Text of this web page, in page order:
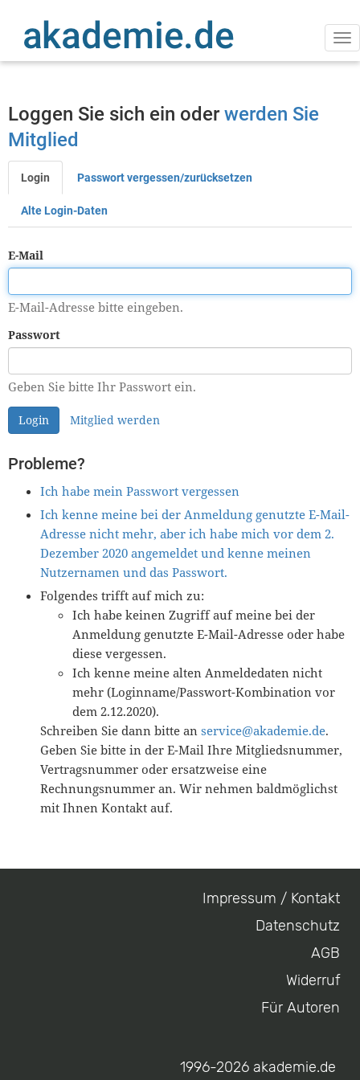
Inhalt
Loggen Sie sich ein oder werden Sie
Mitglied
Primäre
Reiter
Login Passwort vergessen/zurücksetzen
Alte Login-Daten
E-Mail
E-Mail-Adresse bitte eingeben.
Passwort
Geben Sie bitte Ihr Passwort ein.
Login Mitglied werden
Probleme?
Ich habe mein Passwort vergessen
Ich kenne meine bei der Anmeldung genutzte E-Mail-
Adresse nicht mehr, aber ich habe mich vor dem 2.
Dezember 2020 angemeldet und kenne meinen
Nutzernamen und das Passwort.
Folgendes trifft auf mich zu:
Ich habe keinen Zugriff auf meine bei der
Anmeldung genutzte E-Mail-Adresse oder habe
diese vergessen.
Ich kenne meine alten Anmeldedaten nicht
mehr (Loginname/Passwort-Kombination vor
dem 2.12.2020).
Schreiben Sie dann bitte an service@akademie.de.
Geben Sie bitte in der E-Mail Ihre Mitgliedsnummer,
Vertragsnummer oder ersatzweise eine
Rechnungsnummer an. Wir nehmen baldmöglichst
mit Ihnen Kontakt auf.
Impressum / Kontakt
Datenschutz
AGB
Widerruf
Für Autoren
1996-2026 akademie.de